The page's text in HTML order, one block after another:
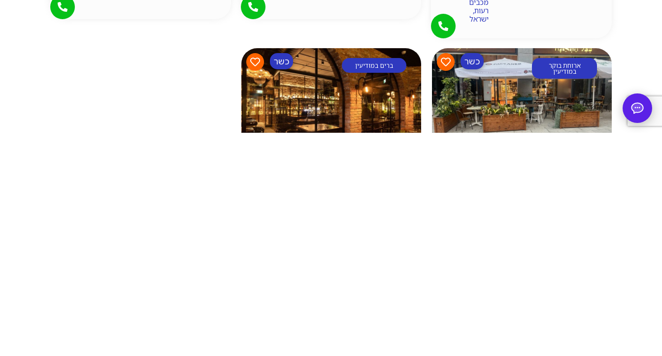
מכבים
רעות,
ישראל
ארוחת בוקר
במודיעין
כשר ברים במודיעין כשר